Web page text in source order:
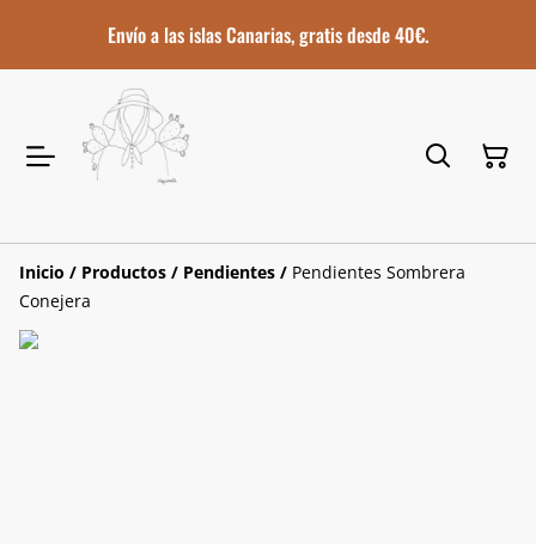
Envío a las islas Canarias, gratis desde 40€.
Inicio / Productos / Pendientes / Pendientes Sombrera
Conejera